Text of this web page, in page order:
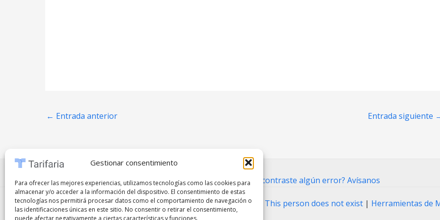
Gestionar consentimiento
Para ofrecer las mejores experiencias, utilizamos tecnologías como las cookies para
almacenar y/o acceder a la información del dispositivo. El consentimiento de estas
tecnologías nos permitirá procesar datos como el comportamiento de navegación o
las identificaciones únicas en este sitio. No consentir o retirar el consentimiento,
puede afectar negativamente a ciertas características y funciones.
← Entrada anterior Entrada siguiente
Preguntas frecuentes⋅ Políticas de privacidad ⋅Contacto⋅¿Encontraste algún error? Avísanos
Copyright © 2026Tarifaria|Remote Jobs|Marketing Tool This person does not exist | Herramientas de